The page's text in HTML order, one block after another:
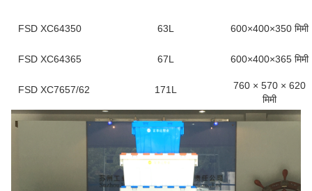
FSD XC64350 63L 600×400×350 मिमी
FSD XC64365 67L 600×400×365 मिमी
FSD XC7657/62 171L
760 × 570 × 620
मिमी